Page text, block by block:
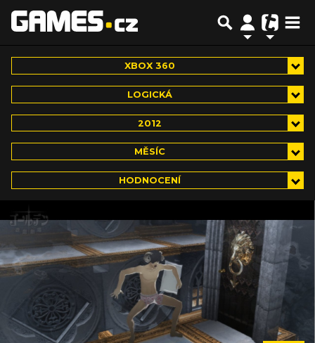
XBOX 360
LOGICKÁ
2012
MĚSÍC
HODNOCENÍ